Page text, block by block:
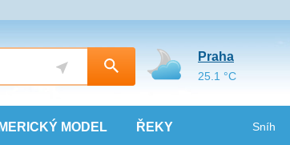
MODEL ŘEKY Sníh
Praha
25.1 °C